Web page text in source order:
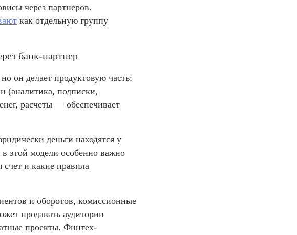
через партнеров.
как отдельную группу
банк-партнер
он делает продуктовую часть:
(аналитика, подписки,
расчеты — обеспечивает
деньги находятся у
этой модели особенно важно
счет и какие правила
и оборотов, комиссионные
продавать аудитории
проекты. Финтех-